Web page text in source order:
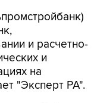
и расчетно-
и
на
"Эксперт РА".